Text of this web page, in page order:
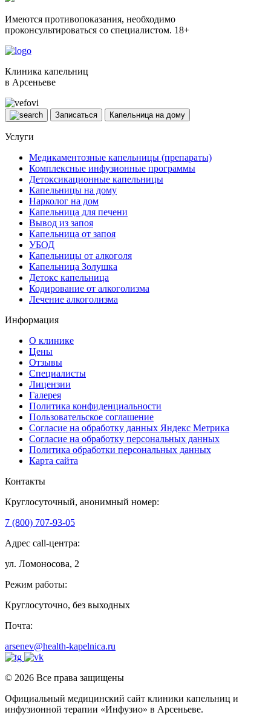
Имеются противопоказания, необходимо
проконсультироваться со специалистом. 18+
Клиника капельниц
в Арсеньеве
Записаться Капельница на дому
Услуги
Медикаментозные капельницы (препараты)
Комплексные инфузионные программы
Детоксикационные капельницы
Капельницы на дому
Нарколог на дом
Капельница для печени
Вывод из запоя
Капельница от запоя
УБОД
Капельницы от алкоголя
Капельница Золушка
Детокс капельница
Кодирование от алкоголизма
Лечение алкоголизма
Информация
О клинике
Цены
Отзывы
Специалисты
Лицензии
Галерея
Политика конфиденциальности
Пользовательское соглашение
Согласие на обработку данных Яндекс Метрика
Согласие на обработку персональных данных
Политика обработки персональных данных
Карта сайта
Контакты
Круглосуточный, анонимный номер:
7 (800) 707-93-05
Адрес call-центра:
ул. Ломоносова, 2
Режим работы:
Круглосуточно, без выходных
Почта:
arsenev@health-kapelnica.ru
© 2026 Все права защищены
Официальный медицинский сайт клиники капельниц и
инфузионной терапии «Инфузио» в Арсеньеве.